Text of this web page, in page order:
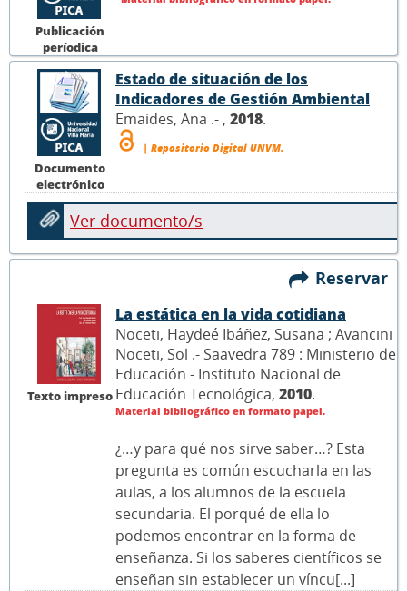
Publicación
períodica
Documento
electrónico
Estado de situación de los
Indicadores de Gestión Ambiental
Emaides, Ana .- , 2018.
| Repositorio Digital UNVM.
Ver documento/s
Reservar
Texto impreso
La estática en la vida cotidiana
Noceti, Haydeé Ibáñez, Susana ; Avancini
Noceti, Sol .- Saavedra 789 : Ministerio de
Educación - Instituto Nacional de
Educación Tecnológica, 2010.
Material bibliográfico en formato papel.
¿…y para qué nos sirve saber…? Esta
pregunta es común escucharla en las
aulas, a los alumnos de la escuela
secundaria. El porqué de ella lo
podemos encontrar en la forma de
enseñanza. Si los saberes científicos se
enseñan sin establecer un víncu[...]